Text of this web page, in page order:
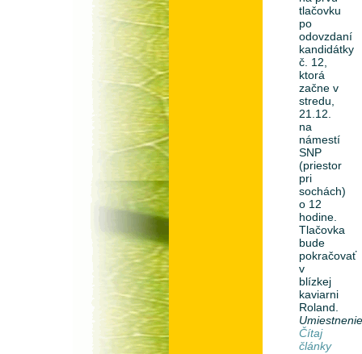
tlačovku
po
odovzdaní
kandidátky
č. 12,
ktorá
začne v
stredu,
21.12.
na
námestí
SNP
(priestor
pri
sochách)
o 12
hodine.
Tlačovka
bude
pokračovať
v
blízkej
kaviarni
Roland.
Čítaj
články